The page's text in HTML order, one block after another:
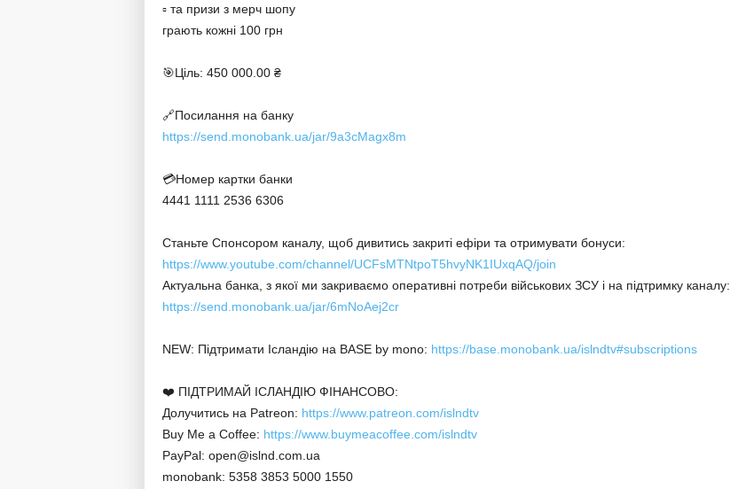
▫️ та призи з мерч шопу
грають кожні 100 грн
🎯Ціль: 450 000.00 ₴
🔗Посилання на банку
https://send.monobank.ua/jar/9a3cMagx8m
💳Номер картки банки
4441 1111 2536 6306
Станьте Спонсором каналу, щоб дивитись закриті ефіри та отримувати бонуси:
https://www.youtube.com/channel/UCFsMTNtpoT5hvyNK1IUxqAQ/join
Актуальна банка, з якої ми закриваємо оперативні потреби військових ЗСУ і на підтримку каналу:
https://send.monobank.ua/jar/6mNoAej2cr
NEW: Підтримати Ісландію на BASE by mono: https://base.monobank.ua/islndtv#subscriptions
❤️ ПІДТРИМАЙ ІСЛАНДІЮ ФІНАНСОВО:
Долучитись на Patreon: https://www.patreon.com/islndtv
Buy Me a Coffee: https://www.buymeacoffee.com/islndtv
PayPal: open@islnd.com.ua
monobank: 5358 3853 5000 1550